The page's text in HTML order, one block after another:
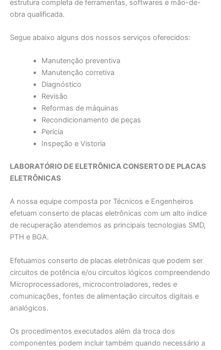
estrutura completa de ferramentas, softwares e mão-de-
obra qualificada.
Segue abaixo alguns dos nossos serviços oferecidos:
Manutenção preventiva
Manutenção corretiva
Diagnóstico
Revisão
Reformas de máquinas
Recondicionamento de peças
Perícia
Inspeção e Vistoria
LABORATÓRIO DE ELETRÔNICA CONSERTO DE PLACAS
ELETRÔNICAS
A nossa equipe composta por Técnicos e Engenheiros
efetuam conserto de placas eletrônicas com um alto índice
de recuperação atendemos as principais tecnologias SMD,
PTH e BGA.
Efetuamos conserto de placas eletrônicas que podem ser
circuitos de potência e/ou circuitos lógicos compreendendo
Microprocessadores, microcontroladores, redes e
comunicações, fontes de alimentação circuitos digitais e
analógicos.
Os procedimentos executados além da troca dos
componentes podem incluir também quando necessário a